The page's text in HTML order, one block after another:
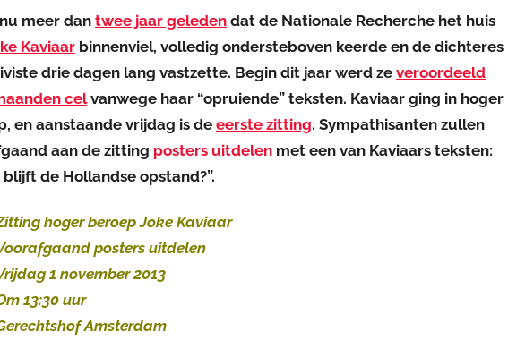
meer dan twee jaar geleden dat de Nationale Recherche het huis
Kaviaar binnenviel, volledig ondersteboven keerde en de dichteres
drie dagen lang vastzette. Begin dit jaar werd ze veroordeeld
celvanwege haar “opruiende” teksten. Kaviaar ging in hoger
en aanstaande vrijdag is de eerste zitting. Sympathisanten zullen
aan de zitting posters uitdelen met een van Kaviaars teksten:
blijft de Hollandse opstand?”.
hoger beroep Joke Kaviaar
posters uitdelen
1 november 2013
13:30 uur
Amsterdam